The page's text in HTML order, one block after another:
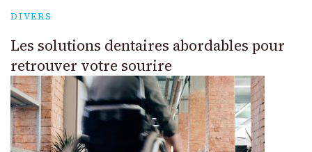
DIVERS
Les solutions dentaires abordables pour
retrouver votre sourire